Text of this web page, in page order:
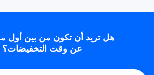
هل تريد أن تكون من بين أول
عن وقت التخفيضات؟